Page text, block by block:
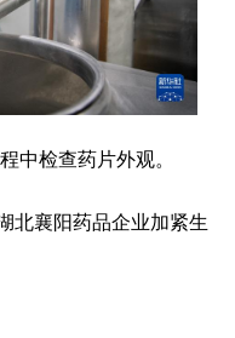
信息化 数字经济
银龄 溯源中国
检查药片外观。
襄阳药品企业加紧生